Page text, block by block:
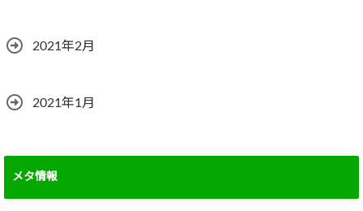
2021年2月
2021年1月
メタ情報